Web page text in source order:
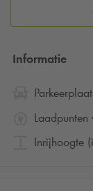
Informatie
Inrijhoogte